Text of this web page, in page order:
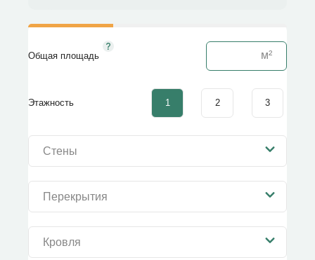
Общая площадь
Этажность 1 2 3
Стены
Перекрытия
Кровля